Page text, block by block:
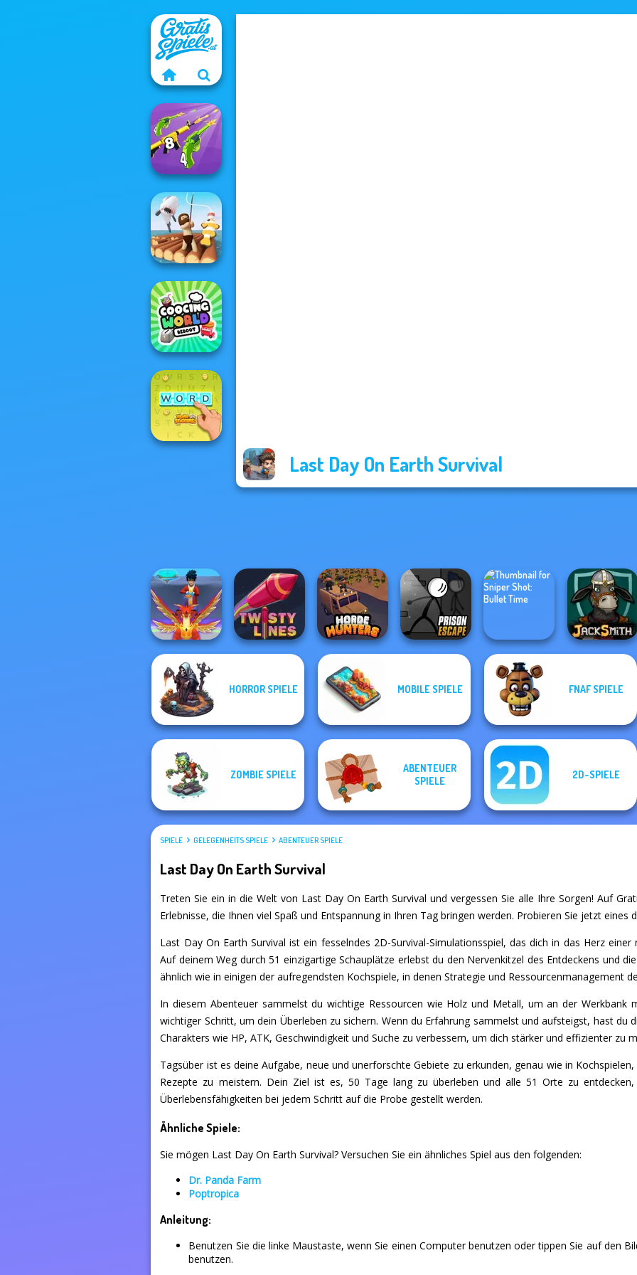
Last Day On Earth Survival
Merge 2048 Gun
Rush
Raft Life
Cooking World
Reborn
Mystical Blade 3D Horde Hunters
Prison Escape
Sniper Shot:
Bullet Time
HORROR SPIELE MOBILE SPIELE FNAF SPIELE
ZOMBIE SPIELE
ABENTEUER
SPIELE
2D-SPIELE
SPIELE GELEGENHEITS SPIELE ABENTEUER SPIELE
Last Day On Earth Survival
Treten Sie ein in die Welt von Last Day On Earth Survival und vergessen Sie alle Ihre Sorgen! Auf
Erlebnisse, die Ihnen viel Spaß und Entspannung in Ihren Tag bringen werden. Probieren Sie jetzt eines
Last Day On Earth Survival ist ein fesselndes 2D-Survival-Simulationsspiel, das dich in das Herz
Auf deinem Weg durch 51 einzigartige Schauplätze erlebst du den Nervenkitzel des Entdeckens und
ähnlich wie in einigen der aufregendsten Kochspiele, in denen Strategie und Ressourcenmanagement
In diesem Abenteuer sammelst du wichtige Ressourcen wie Holz und Metall, um an der Werkbank
wichtiger Schritt, um dein Überleben zu sichern. Wenn du Erfahrung sammelst und aufsteigst, hast du
Charakters wie HP, ATK, Geschwindigkeit und Suche zu verbessern, um dich stärker und effizienter zu
Tagsüber ist es deine Aufgabe, neue und unerforschte Gebiete zu erkunden, genau wie in
Rezepte zu meistern. Dein Ziel ist es, 50 Tage lang zu überleben und alle 51 Orte zu
Überlebensfähigkeiten bei jedem Schritt auf die Probe gestellt werden.
Ähnliche Spiele:
Sie mögen Last Day On Earth Survival? Versuchen Sie ein ähnliches Spiel aus den folgenden:
Dr. Panda Farm
Poptropica
Anleitung:
Benutzen Sie die linke Maustaste, wenn Sie einen Computer benutzen oder tippen Sie auf den
benutzen.